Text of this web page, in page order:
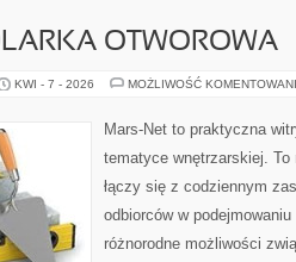
OTWOROWA
KWI - 7 - 2026 MOŻLIWOŚĆ
Mars-Net to praktyczna
tematyce wnętrzarskiej.
łączy się z codziennym
odbiorców w
różnorodne możliwości